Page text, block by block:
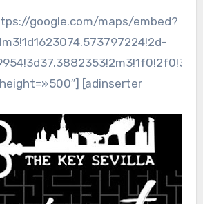
google.com/maps/embed?
[adinserter